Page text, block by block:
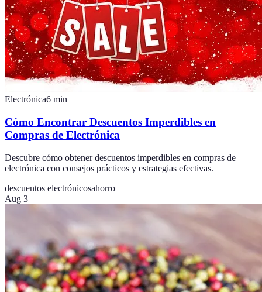
Electrónica6 min
Cómo Encontrar Descuentos Imperdibles en
Compras de Electrónica
Descubre cómo obtener descuentos imperdibles en compras de
electrónica con consejos prácticos y estrategias efectivas.
descuentos electrónicosahorro
Aug 3